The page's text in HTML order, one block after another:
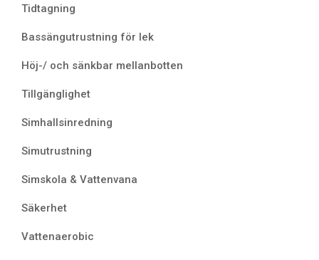
Tidtagning
Bassängutrustning för lek
Höj-/ och sänkbar mellanbotten
Tillgänglighet
Simhallsinredning
Simutrustning
Simskola & Vattenvana
Säkerhet
Vattenaerobic